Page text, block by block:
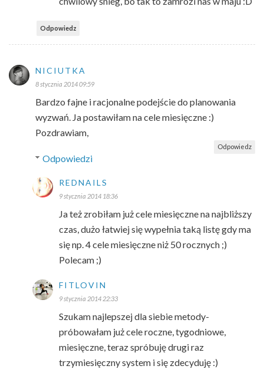
Odpowiedz
NICIUTKA
8 stycznia 2014 09:59
Bardzo fajne i racjonalne podejście do planowania
wyzwań. Ja postawiłam na cele miesięczne :)
Pozdrawiam,
Odpowiedz
Odpowiedzi
REDNAILS
9 stycznia 2014 18:36
Ja też zrobiłam już cele miesięczne na najbliższy
czas, dużo łatwiej się wypełnia taką listę gdy ma
się np. 4 cele miesięczne niż 50 rocznych ;)
Polecam ;)
FITLOVIN
9 stycznia 2014 22:33
Szukam najlepszej dla siebie metody-
próbowałam już cele roczne, tygodniowe,
miesięczne, teraz spróbuję drugi raz
trzymiesięczny system i się zdecyduję :)